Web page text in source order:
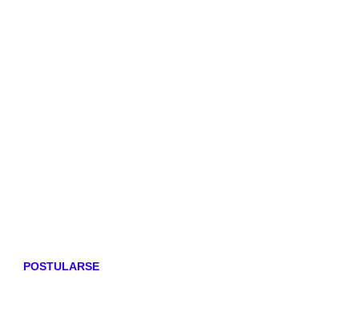
POSTULARSE